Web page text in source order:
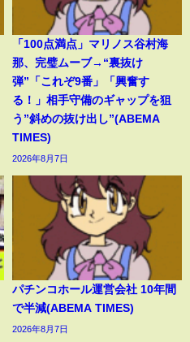
「100点満点」マリノス谷村海
那、完璧ムーブ→“裏抜け
弾”「これぞ9番」「興奮す
る！」相手守備のギャップを狙
う”斜めの抜け出し”(ABEMA
TIMES)
2026年8月7日
パチンコホール運営会社 10年間
で半減(ABEMA TIMES)
2026年8月7日